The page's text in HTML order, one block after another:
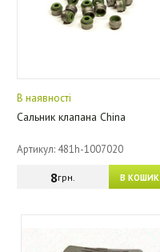
В наявності
Сальник клапана China
Артикул: 481h-1007020
В КОШИК
8грн.